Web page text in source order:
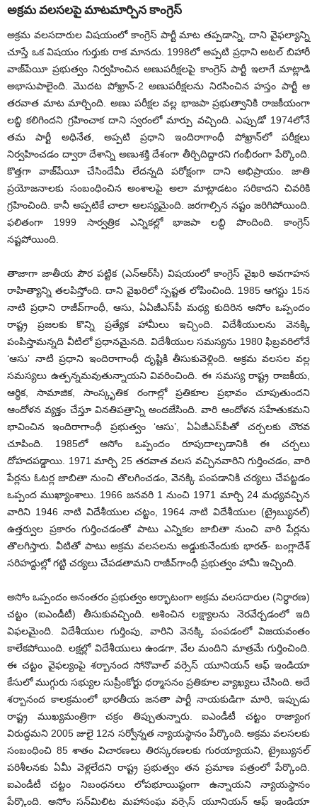
అక్రమ వలసలపై మాటమార్చిన కాంగ్రెస్‌
అక్రమ వలసదారుల విషయంలో కాంగ్రెస్‌ పార్టీ మాట తప్పడాన్ని, దాని వైఫల్యాన్ని
చూస్తే ఒక విషయం గుర్తుకు రాక మానదు. 1998లో అప్పటి ప్రధాని అటల్‌ బిహారీ
వాజ్‌పేయీ ప్రభుత్వం నిర్వహించిన అణుపరీక్షలపై కాంగ్రెస్‌ పార్టీ ఇలాగే మాట్లాడి
అభాసుపాలైంది. మొదట పోఖ్రాన్‌-2 అణుపరీక్షలను నిరసించిన హస్తం పార్టీ ఆ
తరవాత మాట మార్చింది. అణు పరీక్షల వల్ల భాజపా ప్రభుత్వానికి రాజకీయంగా
లబ్ధి కలిగిందని గ్రహించాక దాని స్వరంలో మార్పు వచ్చింది. ఎప్పుడో 1974లోనే
తమ పార్టీ అధినేత, అప్పటి ప్రధాని ఇందిరాగాంధీ పోఖ్రాన్‌లో పరీక్షలు
నిర్వహించడం ద్వారా దేశాన్ని అణుశక్తి దేశంగా తీర్చిదిద్దారని గంభీరంగా పేర్కొంది.
కొత్తగా వాజ్‌పేయీ చేసిందేమీ లేదన్నది పరోక్షంగా దాని అభిప్రాయం. జాతి
ప్రయోజనాలకు సంబంధించిన అంశాలపై అలా మాట్లాడటం సరికాదని చివరికి
గ్రహించింది. కానీ అప్పటికే చాలా ఆలస్యమైంది. జరగాల్సిన నష్టం జరిగిపోయింది.
ఫలితంగా 1999 సార్వత్రిక ఎన్నికల్లో భాజపా లబ్ధి పొందింది. కాంగ్రెస్‌
నష్టపోయింది.
తాజాగా జాతీయ పౌర పట్టిక (ఎన్‌ఆర్‌సీ) విషయంలో కాంగ్రెస్‌ వైఖరి అవగాహన
రాహిత్యాన్ని తలపిస్తోంది. దాని వైఖరిలో స్పష్టత లోపించింది. 1985 ఆగస్టు 15న
నాటి ప్రధాని రాజీవ్‌గాంధీ, ఆసు, ఏఏజీఎస్‌పీ మధ్య కుదిరిన అసోం ఒప్పందం
రాష్ట్ర ప్రజలకు కొన్ని ప్రత్యేక హామీలు ఇచ్చింది. విదేశీయులను వెనక్కి
పంపిస్తామన్నది వీటిలో ప్రధానమైనది. విదేశీయుల సమస్యను 1980 ఫిబ్రవరిలోనే
‘ఆసు’ నాటి ప్రధాని ఇందిరాగాంధీ దృష్టికి తీసుకువెళ్లింది. అక్రమ వలసల వల్ల
సమస్యలు ఉత్పన్నమవుతున్నాయని వివరించింది. ఈ సమస్య రాష్ట్ర రాజకీయ,
ఆర్థిక, సామాజిక, సాంస్కృతిక రంగాల్లో ప్రతికూల ప్రభావం చూపుతుందని
ఆందోళన వ్యక్తం చేస్తూ వినతిపత్రాన్ని అందజేసింది. వారి ఆందోళన సహేతుకమని
భావించిన ఇందిరాగాంధీ ప్రభుత్వం ‘ఆసు’, ఏఏజీఎస్‌పీతో చర్చలకు చొరవ
చూపింది. 1985లో అసోం ఒప్పందం రూపుదాల్చడానికి ఈ చర్చలు
దోహదపడ్డాయి. 1971 మార్చి 25 తరవాత వలస వచ్చినవారిని గుర్తించడం, వారి
పేర్లను ఓటర్ల జాబితా నుంచి తొలగించడం, వెనక్కి పంపడానికి చర్యలు చేపట్టడం
ఒప్పంద ముఖ్యాంశాలు. 1966 జనవరి 1 నుంచి 1971 మార్చి 24 మధ్యవచ్చిన
వారిని 1946 నాటి విదేశీయుల చట్టం, 1964 నాటి విదేశీయుల (ట్రైబ్యునల్‌)
ఉత్తర్వుల ప్రకారం గుర్తించడంతో పాటు ఎన్నికల జాబితా నుంచి వారి పేర్లను
తొలగిస్తారు. వీటితో పాటు అక్రమ వలసలను అడ్డుకునేందుకు భారత్‌- బంగ్లాదేశ్‌
సరిహద్దుల్లో గట్టి చర్యలు చేపడతామని రాజీవ్‌గాంధీ ప్రభుత్వం హామీ ఇచ్చింది.
అసోం ఒప్పందం అనంతరం ప్రభుత్వం ఆర్భాటంగా అక్రమ వలసదారుల (నిర్ధారణ)
చట్టం (ఐఎండీటీ) తీసుకువచ్చింది. ఆశించిన లక్ష్యాలను నెరవేర్చడంలో ఇది
విఫలమైంది. విదేశీయుల గుర్తింపు, వారిని వెనక్కి పంపడంలో విజయవంతం
కాలేకపోయింది. లక్షల్లో విదేశీయులు ఉండగా, వేల మందిని మాత్రమే గుర్తించింది.
ఈ చట్టం వైఫల్యంపై శర్బానంద సోనొవాల్‌ వర్సెస్‌ యూనియన్‌ ఆఫ్‌ ఇండియా
కేసులో ముగ్గురు సభ్యుల సుప్రీంకోర్టు ధర్మాసనం ప్రతికూల వ్యాఖ్యలు చేసింది. అదే
శర్బానంద కాలక్రమంలో భారతీయ జనతా పార్టీ నాయకుడిగా మారి, ఇప్పుడు
రాష్ట్ర ముఖ్యమంత్రిగా చక్రం తిప్పుతున్నారు. ఐఎండీటీ చట్టం రాజ్యాంగ
విరుద్ధమని 2005 జులై 12న సర్వోన్నత న్యాయస్థానం పేర్కొంది. అక్రమ వలసలకు
సంబంధించి 85 శాతం విచారణలు తిరస్కరణలకు గురయ్యాయని, ట్రైబ్యునల్‌
పరిశీలనకు ఏమీ వెళ్లలేదని రాష్ట్ర ప్రభుత్వం తన ప్రమాణ పత్రంలో పేర్కొంది.
ఐఎండీటీ చట్టం నిబంధనలు లోపభూయిష్ఠంగా ఉన్నాయని న్యాయస్థానం
పేర్కొంది. అసోం సన్‌మిలిట మహాసంఘ వర్సెస్‌ యూనియన్‌ ఆఫ్‌ ఇండియా